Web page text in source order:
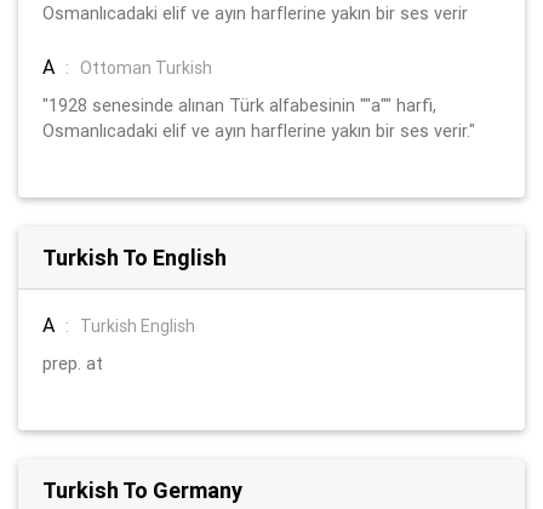
Osmanlıcadaki elif ve ayın harflerine yakın bir ses verir
A :
Ottoman Turkish
"1928 senesinde alınan Türk alfabesinin ""a"" harfi,
Osmanlıcadaki elif ve ayın harflerine yakın bir ses verir."
Turkish To English
A :
Turkish English
prep. at
Turkish To Germany